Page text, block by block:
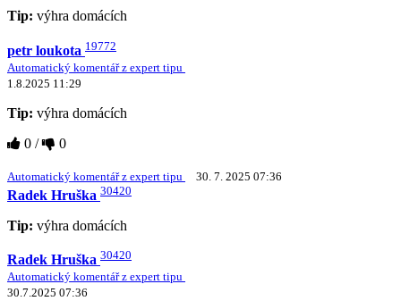
Tip: výhra domácích
petr loukota 19772
Automatický komentář z expert tipu
1.8.2025 11:29
Tip: výhra domácích
0 / 0
Automatický komentář z expert tipu 30. 7. 2025 07:36
Radek Hruška 30420
Tip: výhra domácích
Radek Hruška 30420
Automatický komentář z expert tipu
30.7.2025 07:36